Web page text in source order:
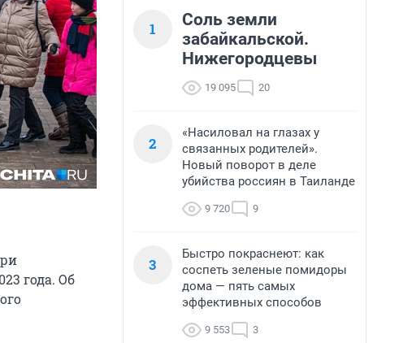
года. Об
1
Соль земли
забайкальской.
Нижегородцевы
19 095 20
2
«Насиловал на глазах у
связанных родителей».
Новый поворот в деле
убийства россиян в Таиланде
9 720 9
3
Быстро покраснеют: как
соспеть зеленые помидоры
дома — пять самых
эффективных способов
9 553 3